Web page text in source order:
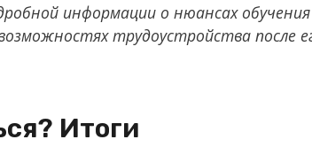
информации о нюансах
возможностях трудоустройства
Итоги